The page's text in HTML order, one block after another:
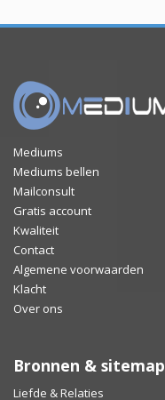
Mediums
Mediums bellen
Mailconsult
Gratis account
Kwaliteit
Contact
Algemene voorwaarden
Klacht
Over ons
Bronnen & sitemap
Liefde & Relaties